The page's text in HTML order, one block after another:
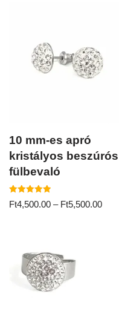
10 mm-es apró
kristályos beszúrós
fülbevaló
Értékelés:
5.00
Ft4,500.00 – Ft5,500.00